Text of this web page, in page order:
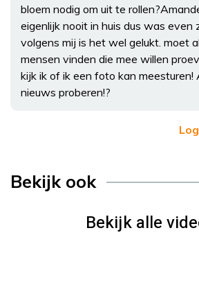
bloem nodig om uit te
eigenlijk nooit in huis dus was even
volgens mij is het wel gelukt. moet
mensen vinden die mee willen
kijk ik of ik een foto kan meesturen!
nieuws proberen!?
Bekijk ook
Bekijk alle